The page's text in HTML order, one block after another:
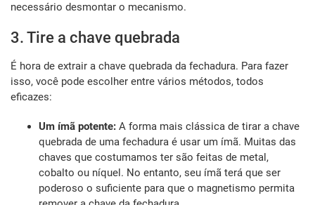
necessário desmontar o mecanismo.
3. Tire a chave quebrada
É hora de extrair a chave quebrada da fechadura. Para fazer
isso, você pode escolher entre vários métodos, todos
eficazes:
Um ímã potente: A forma mais clássica de tirar a chave
quebrada de uma fechadura é usar um ímã. Muitas das
chaves que costumamos ter são feitas de metal,
cobalto ou níquel. No entanto, seu ímã terá que ser
poderoso o suficiente para que o magnetismo permita